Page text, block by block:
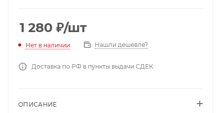
1 280 ₽/шт
Нет в наличии Нашли дешевле?
Доставка по РФ в пункты выдачи СДЕК.
ОПИСАНИЕ